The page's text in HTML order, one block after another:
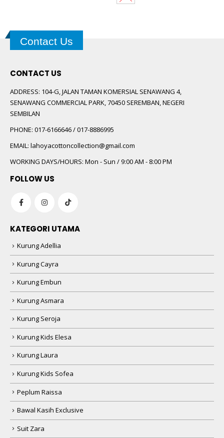
Contact Us
CONTACT US
ADDRESS: 104-G, JALAN TAMAN KOMERSIAL SENAWANG 4,
SENAWANG COMMERCIAL PARK, 70450 SEREMBAN, NEGERI
SEMBILAN
PHONE: 017-6166646 / 017-8886995
EMAIL: lahoyacottoncollection@gmail.com
WORKING DAYS/HOURS: Mon - Sun / 9:00 AM - 8:00 PM
FOLLOW US
KATEGORI UTAMA
Kurung Adellia
Kurung Cayra
Kurung Embun
Kurung Asmara
Kurung Seroja
Kurung Kids Elesa
Kurung Laura
Kurung Kids Sofea
Peplum Raissa
Bawal Kasih Exclusive
Suit Zara